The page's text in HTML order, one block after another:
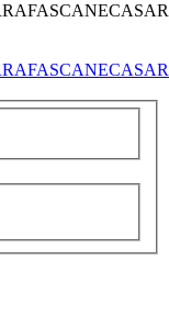
CANECASAR
CANECASAR